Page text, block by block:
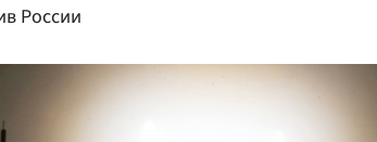
России